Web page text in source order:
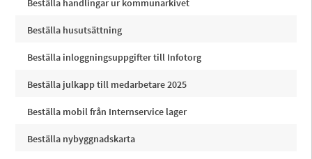
Beställa handlingar ur kommunarkivet
Beställa husutsättning
Beställa inloggningsuppgifter till Infotorg
Beställa julkapp till medarbetare 2025
Beställa mobil från Internservice lager
Beställa nybyggnadskarta